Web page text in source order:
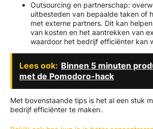
Outsourcing en partnerschap:
uitbesteden van bepaalde taken of
met externe partners. Dit kan
van kosten en het aantrekken van
waardoor het bedrijf efficiënter kan
Lees ook: Binnen 5 minuten
met de Pomodoro-hack
Met bovenstaande tips is het al een stuk
bedrijf efficiënter te maken.